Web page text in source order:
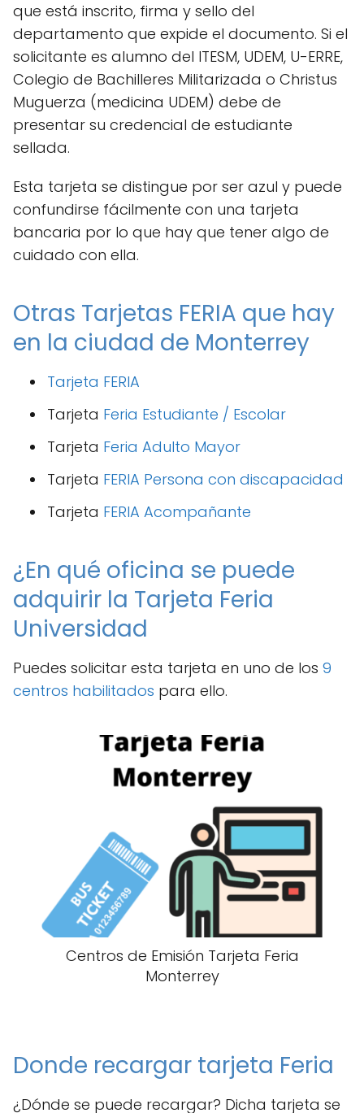
que está inscrito, firma y sello del
departamento que expide el documento. Si el
solicitante es alumno del ITESM, UDEM, U-ERRE,
Colegio de Bachilleres Militarizada o Christus
Muguerza (medicina UDEM) debe de
presentar su credencial de estudiante
sellada.
Esta tarjeta se distingue por ser azul y puede
confundirse fácilmente con una tarjeta
bancaria por lo que hay que tener algo de
cuidado con ella.
Otras Tarjetas FERIA que hay
en la ciudad de Monterrey
Tarjeta FERIA
Tarjeta Feria Estudiante / Escolar
Tarjeta Feria Adulto Mayor
Tarjeta FERIA Persona con discapacidad
Tarjeta FERIA Acompañante
¿En qué oficina se puede
adquirir la Tarjeta Feria
Universidad
Puedes solicitar esta tarjeta en uno de los 9
centros habilitados para ello.
Centros de Emisión Tarjeta Feria
Monterrey
Donde recargar tarjeta Feria
¿Dónde se puede recargar? Dicha tarjeta se